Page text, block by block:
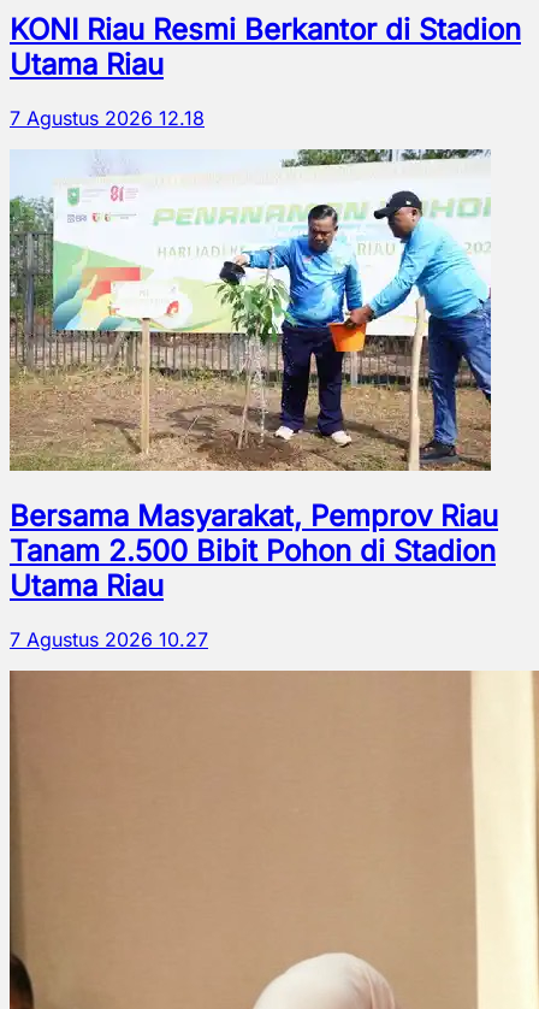
KONI Riau Resmi Berkantor di Stadion
Utama Riau
7 Agustus 2026 12.18
Bersama Masyarakat, Pemprov Riau
Tanam 2.500 Bibit Pohon di Stadion
Utama Riau
7 Agustus 2026 10.27